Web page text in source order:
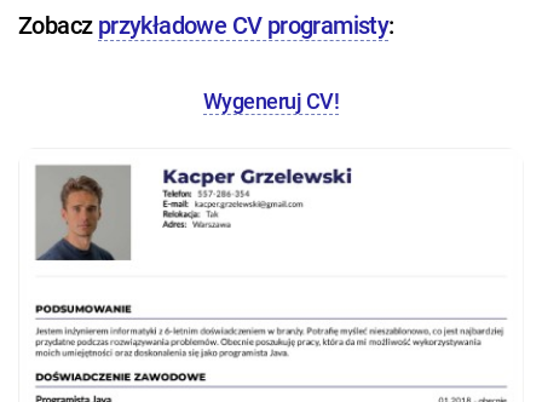
Zobacz przykładowe CV programisty:
Wygeneruj CV!